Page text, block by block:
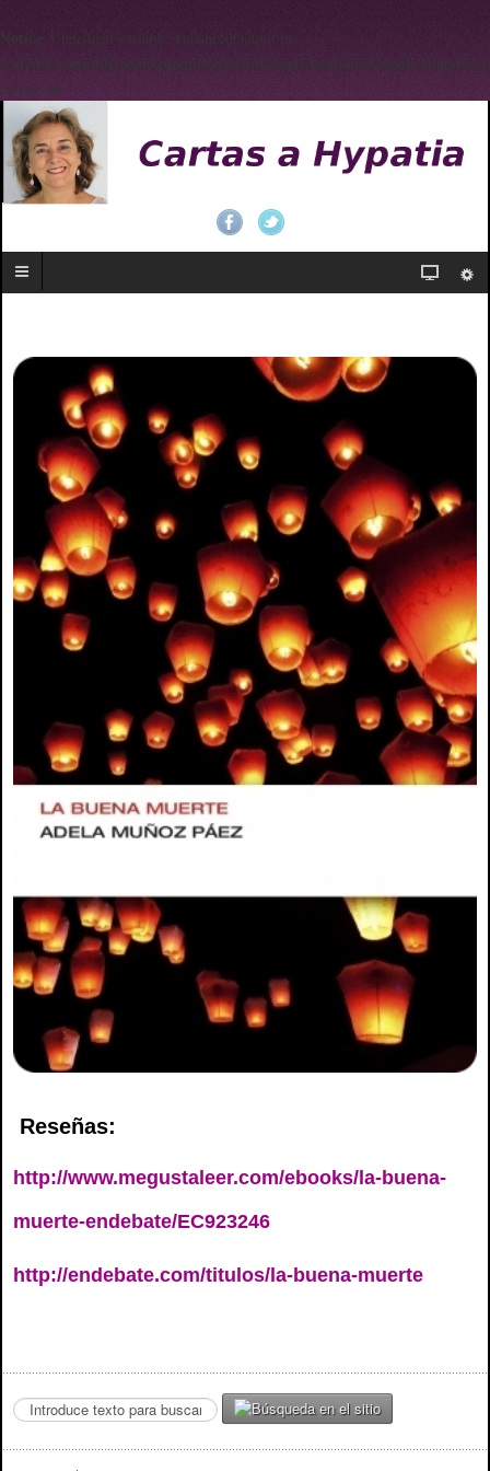
Notice : Undefined variable: enhancedOutput in
/var/www/html/hypatia/plugins/system/GoogleAnalytics/
on line 56
Reseñas:
http://www.megustaleer.com/ebooks/la-buena-
muerte-endebate/EC923246
http://endebate.com/titulos/la-buena-muerte
S
a